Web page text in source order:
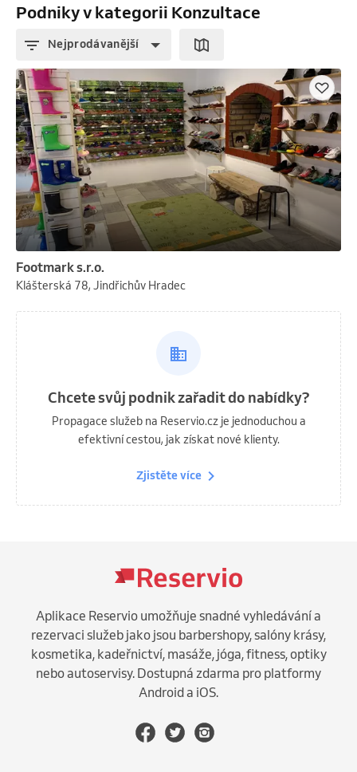
Podniky v kategorii Konzultace
Nejprodávanější
Footmark s.r.o.
Klášterská 78, Jindřichův Hradec
Chcete svůj podnik zařadit do nabídky?
Propagace služeb na Reservio.cz je jednoduchou a
efektivní cestou, jak získat nové klienty.
Zjistěte více
Aplikace Reservio umožňuje snadné vyhledávání a
rezervaci služeb jako jsou barbershopy, salóny krásy,
kosmetika, kadeřnictví, masáže, jóga, fitness, optiky
nebo autoservisy. Dostupná zdarma pro platformy
Android a iOS.